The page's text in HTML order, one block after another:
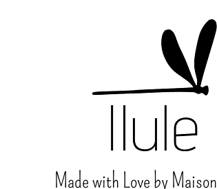
Made with Love by Maison